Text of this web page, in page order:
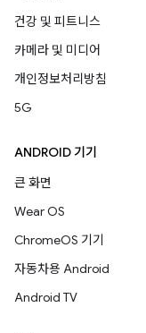
건강 및 피트니스
카메라 및 미디어
개인정보처리방침
5G
ANDROID 기기
큰 화면
Wear OS
ChromeOS 기기
자동차용 Android
Android TV